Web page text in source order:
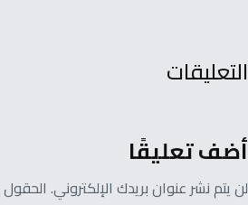
التعليقات
أضف تعليقًا
لن يتم نشر عنوان بريدك الإلكتروني.